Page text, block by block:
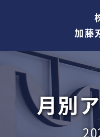
加藤
月別